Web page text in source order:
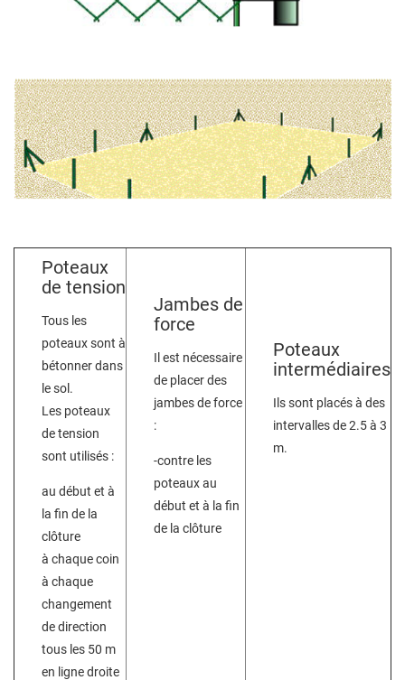
Poteaux
de tension
Tous les
poteaux sont à
bétonner dans
le sol.
Les poteaux
de tension
sont utilisés :
au début et à
la fin de la
clôture
à chaque coin
à chaque
changement
de direction
tous les 50 m
en ligne droite
Jambes de
force
Il est nécessaire
de placer des
jambes de force
:
-contre les
poteaux au
début et à la fin
de la clôture
Poteaux
intermédiaires
Ils sont placés à des
intervalles de 2.5 à 3
m.